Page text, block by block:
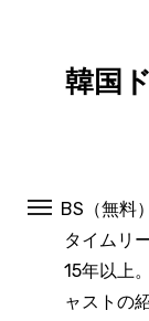
韓国
BS（無料
タイムリ
15年以上
ャストの